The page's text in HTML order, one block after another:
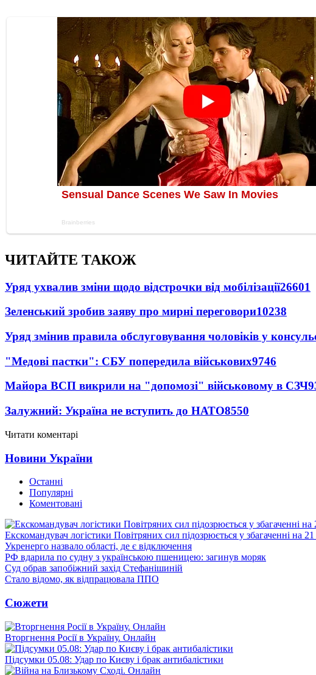
ЧИТАЙТЕ ТАКОЖ
Уряд ухвалив зміни щодо відстрочки від мобілізації26601
Зеленський зробив заяву про мирні переговори10238
Уряд змінив правила обслуговування чоловіків у
"Медові пастки": СБУ попередила військових9746
Майора ВСП викрили на "допомозі" військовому в СЗЧ
Залужний: Україна не вступить до НАТО8550
Читати коментарі
Новини України
Останні
Популярні
Коментовані
Екскомандувач логістики Повітряних сил підозрюється у збагаченні на
Укренерго назвало області, де є відключення
РФ вдарила по судну з українською пшеницею: загинув моряк
Суд обрав запобіжний захід Стефанішиній
Стало відомо, як відпрацювала ППО
Сюжети
Вторгнення Росії в Україну. Онлайн
Підсумки 05.08: Удар по Києву і брак антибалістики